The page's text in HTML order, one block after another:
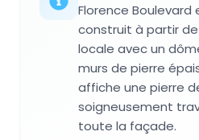
Florence
construit à partir
locale avec un
murs de pierre
affiche une pierre
soigneusement
toute la façade.